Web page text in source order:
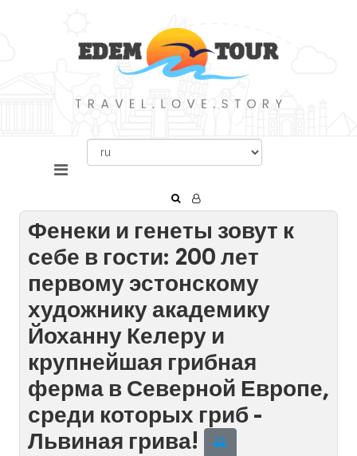
Фенеки и генеты зовут к
себе в гости: 200 лет
первому эстонскому
художнику академику
Йоханну Келеру и
крупнейшая грибная
ферма в Северной Европе,
среди которых гриб -
Львиная грива!